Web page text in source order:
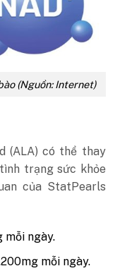
(Nguồn: Internet)
(ALA) có thể thay
trạng sức khỏe
của StatPearls
mỗi ngày.
mỗi ngày.